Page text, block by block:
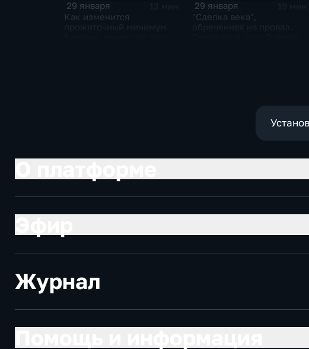
29 января
Как изменится
29 января
"Сделка века",
Журнал